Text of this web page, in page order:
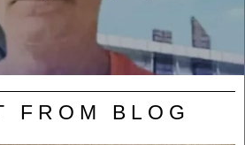
FROM BLOG